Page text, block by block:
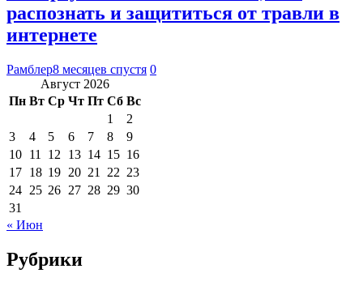
распознать и защититься от травли в
интернете
Рамблер8 месяцев спустя 0
Август 2026
Пн Вт Ср Чт Пт Сб Вс
1
2
3
4 5 6 7 8
9
10 11 12 13 14 15 16
17 18 19 20 21 22 23
24 25 26 27 28 29 30
31
« Июн
Рубрики